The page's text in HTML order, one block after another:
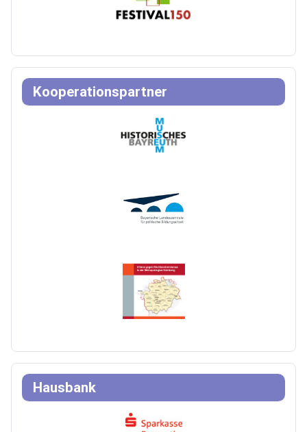
Kooperationspartner
Hausbank